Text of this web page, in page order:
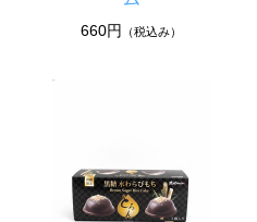
660円 （税込み）